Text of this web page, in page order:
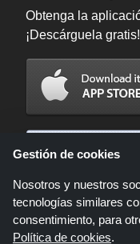
Obtenga la
¡Descárguela gratis!
Gestión de cookies
Nosotros y nuestros
tecnologías similares
consentimiento, para
Política de cookies.